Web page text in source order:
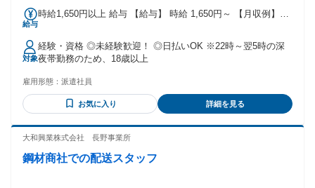
3,600円)
給与
時給1,650円以上 給与 【給与】 時給 1,650円～ 【月収例】
【交通費】 ※月3万円まで支給
対象
経験・資格 ◎未経験歓迎！ ◎日払いOK ※22時～翌5時の深
夜帯勤務のため、18歳以上
雇用形態： 派遣社員
お気に入り 詳細を見る
大和興業株式会社 長野事業所
鋼材商社での配送スタッフ